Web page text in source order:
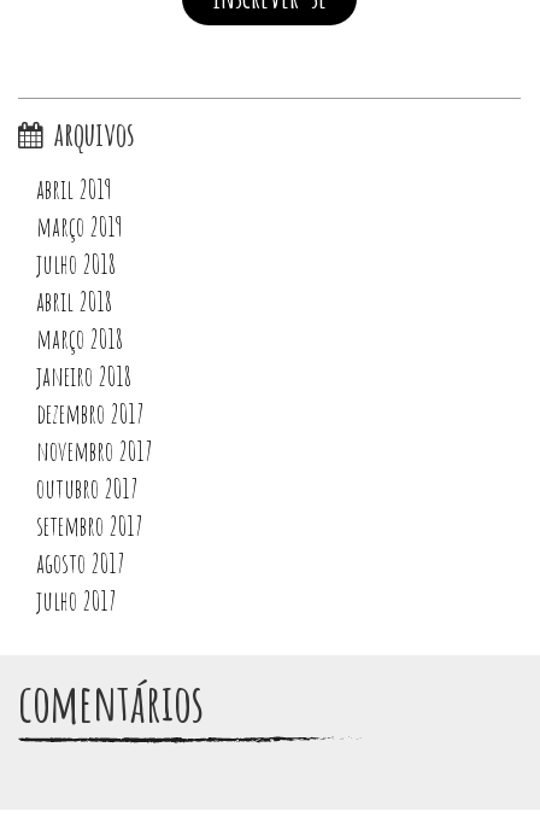
arquivos
abril 2019
março 2019
julho 2018
abril 2018
março 2018
janeiro 2018
dezembro 2017
novembro 2017
outubro 2017
setembro 2017
agosto 2017
julho 2017
comentários